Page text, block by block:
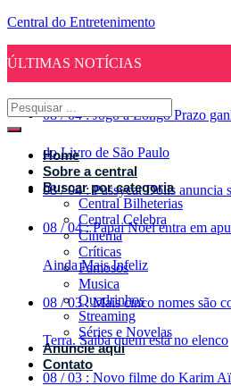
Central do Entretenimento
ÚLTIMAS NOTÍCIAS
08 / 04 : Jogo a Longo Prazo
do Livro de São Paulo
08 / 04 : Pussycat Dolls anuncia
08 / 04 : Papai Noel entra em
Ainda Mais Infeliz
08 / 03 : Mais cinco nomes são
Terra. Saiba quem está no elenco
08 / 03 : Novo filme do Karim
Home
Sobre a central
Buscar por categoria
Central Bilheterias
Central Celebra
Cinema
Críticas
Famosos
Musica
Quadrinhos
Streaming
Séries e Novelas
Anuncie aqui
Contato